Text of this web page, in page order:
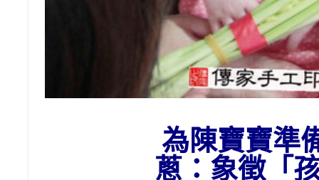
為陳寶寶準
蔥：象徵「